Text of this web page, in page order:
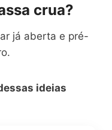
crua?
já aberta e pré-
ideias